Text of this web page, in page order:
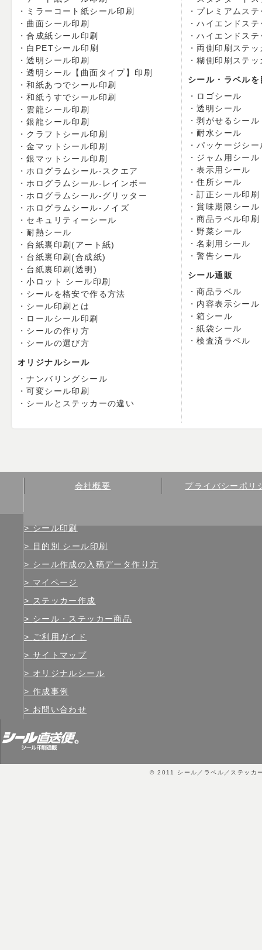
ミラーコート紙シール印刷
曲面シール印刷
合成紙シール印刷
白PETシール印刷
透明シール印刷
透明シール【曲面タイプ】印刷
和紙あつでシール印刷
和紙うすでシール印刷
雲龍シール印刷
銀龍シール印刷
クラフトシール印刷
金マットシール印刷
銀マットシール印刷
ホログラムシール-スクエア
ホログラムシール-レインボー
ホログラムシール-グリッター
ホログラムシール-ノイズ
セキュリティーシール
耐熱シール
台紙裏印刷(アート紙)
台紙裏印刷(合成紙)
台紙裏印刷(透明)
小ロット シール印刷
シールを格安で作る方法
シール印刷とは
ロールシール印刷
シールの作り方
シールの選び方
オリジナルシール
ナンバリングシール
可変シール印刷
シールとステッカーの違い
プレミアムステ
ハイエンドステ
ハイエンドス
両側印刷ステッ
糊側印刷ステッ
シール・ラベル
ロゴシール
透明シール
剥がせるシール
耐水シール
パッケージシー
ジャム用シール
表示用シール
住所シール
訂正シール印刷
賞味期限シール
商品ラベル印刷
野菜シール
名刺用シール
警告シール
シール通販
商品ラベル
内容表示シール
箱シール
紙袋シール
検査済ラベル
会社概要 プライバシーポリ
シール印刷
目的別 シール印刷
シール作成の入稿データ作り方
マイページ
ステッカー作成
シール・ステッカー商品
ご利用ガイド
サイトマップ
オリジナルシール
作成事例
お問い合わせ
© 2011 シール／ラベル／ステッカ